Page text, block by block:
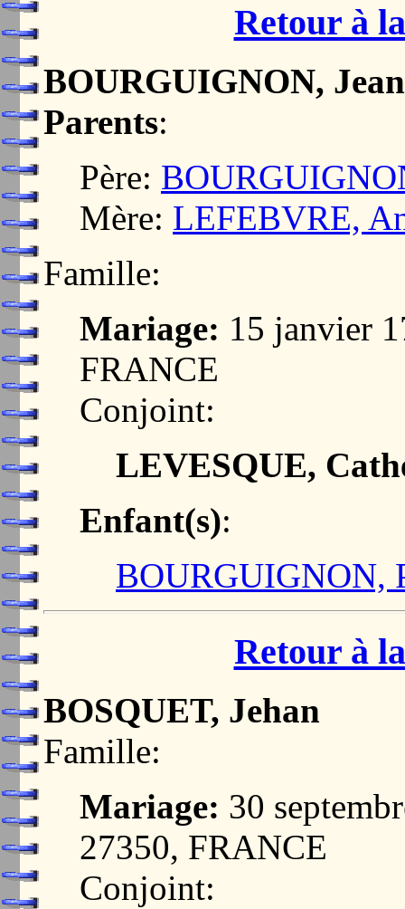
Retour à
BOURGUIGNON, Jean
Parents:
Père:
Mère: LEFEBVRE,
Famille:
Mariage: 15 janvier
FRANCE
Conjoint:
LEVESQUE,
Enfant(s):
BOURGUIGNON,
Retour à
BOSQUET, Jehan
Famille:
Mariage: 30
27350, FRANCE
Conjoint: